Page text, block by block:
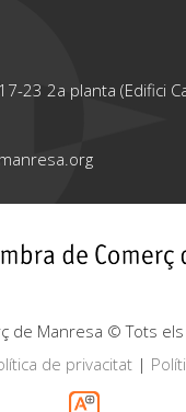
23 2a planta (Edifici
de Manresa © Tots
de privacitat|